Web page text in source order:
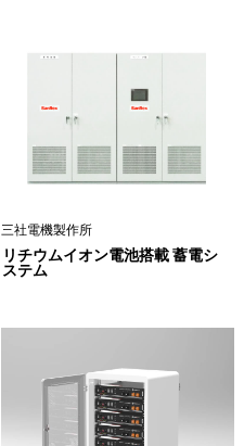
三社電機製作所
リチウムイオン電池搭載 蓄電シ
ステム